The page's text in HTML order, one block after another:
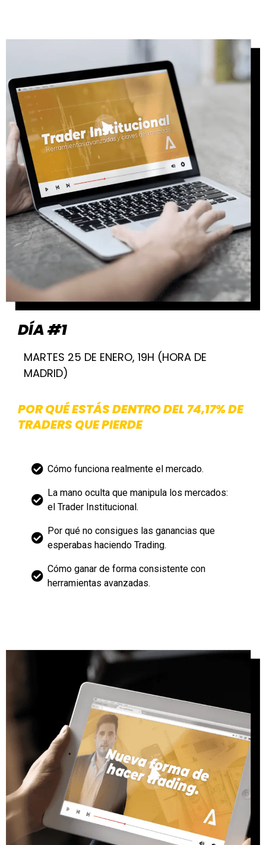
DÍA #1
MARTES 25 DE ENERO, 19H (HORA DE
MADRID)
POR QUÉ ESTÁS DENTRO DEL 74,17% DE
TRADERS QUE PIERDE
Cómo funciona realmente el mercado.
La mano oculta que manipula los mercados:
el Trader Institucional.
Por qué no consigues las ganancias que
esperabas haciendo Trading.
Cómo ganar de forma consistente con
herramientas avanzadas.